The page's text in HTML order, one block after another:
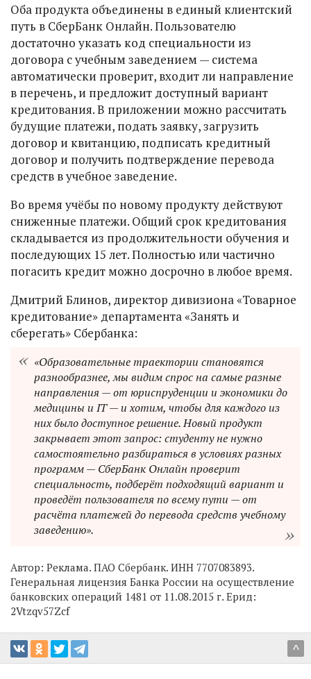
Оба продукта объединены в единый клиентский
путь в СберБанк Онлайн. Пользователю
достаточно указать код специальности из
договора с учебным заведением — система
автоматически проверит, входит ли направление
в перечень, и предложит доступный вариант
кредитования. В приложении можно рассчитать
будущие платежи, подать заявку, загрузить
договор и квитанцию, подписать кредитный
договор и получить подтверждение перевода
средств в учебное заведение.
Во время учёбы по новому продукту действуют
сниженные платежи. Общий срок кредитования
складывается из продолжительности обучения и
последующих 15 лет. Полностью или частично
погасить кредит можно досрочно в любое время.
Дмитрий Блинов, директор дивизиона «Товарное
кредитование» департамента «Занять и
сберегать» Сбербанка:
«Образовательные траектории становятся
разнообразнее, мы видим спрос на самые разные
направления — от юриспруденции и экономики до
медицины и IT — и хотим, чтобы для каждого из
них было доступное решение. Новый продукт
закрывает этот запрос: студенту не нужно
самостоятельно разбираться в условиях разных
программ — СберБанк Онлайн проверит
специальность, подберёт подходящий вариант и
проведёт пользователя по всему пути — от
расчёта платежей до перевода средств учебному
заведению».
Автор: Реклама. ПАО Сбербанк. ИНН 7707083893.
Генеральная лицензия Банка России на осуществление
банковских операций 1481 от 11.08.2015 г. Ерид:
2Vtzqv57Zcf
^